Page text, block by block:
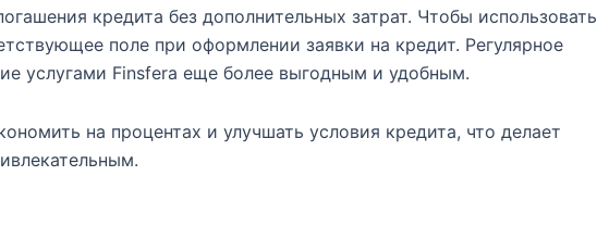
кредита без дополнительных затрат. Чтобы использовать
поле при оформлении заявки на кредит. Регулярное
услугами Finsfera еще более выгодным и удобным.
на процентах и улучшать условия кредита, что делает